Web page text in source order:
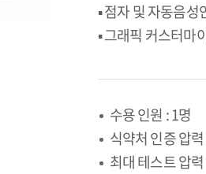
▪ 점자 및 자동음성
▪ 그래픽 커스터마
수용 인원 : 1명
식약처 인증 압
최대 테스트 압